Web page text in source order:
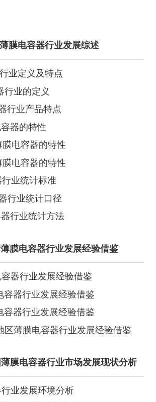
薄膜电容器行业发展综述
业定义及特点
行业的定义
行业产品特点
容器的特性
膜电容器的特性
膜电容器的特性
业统计标准
行业统计口径
行业统计方法
薄膜电容器行业发展经验借鉴
器行业发展经验借鉴
容器行业发展经验借鉴
容器行业发展经验借鉴
区薄膜电容器行业发展经验借鉴
薄膜电容器行业市场发展现状分析
业发展环境分析